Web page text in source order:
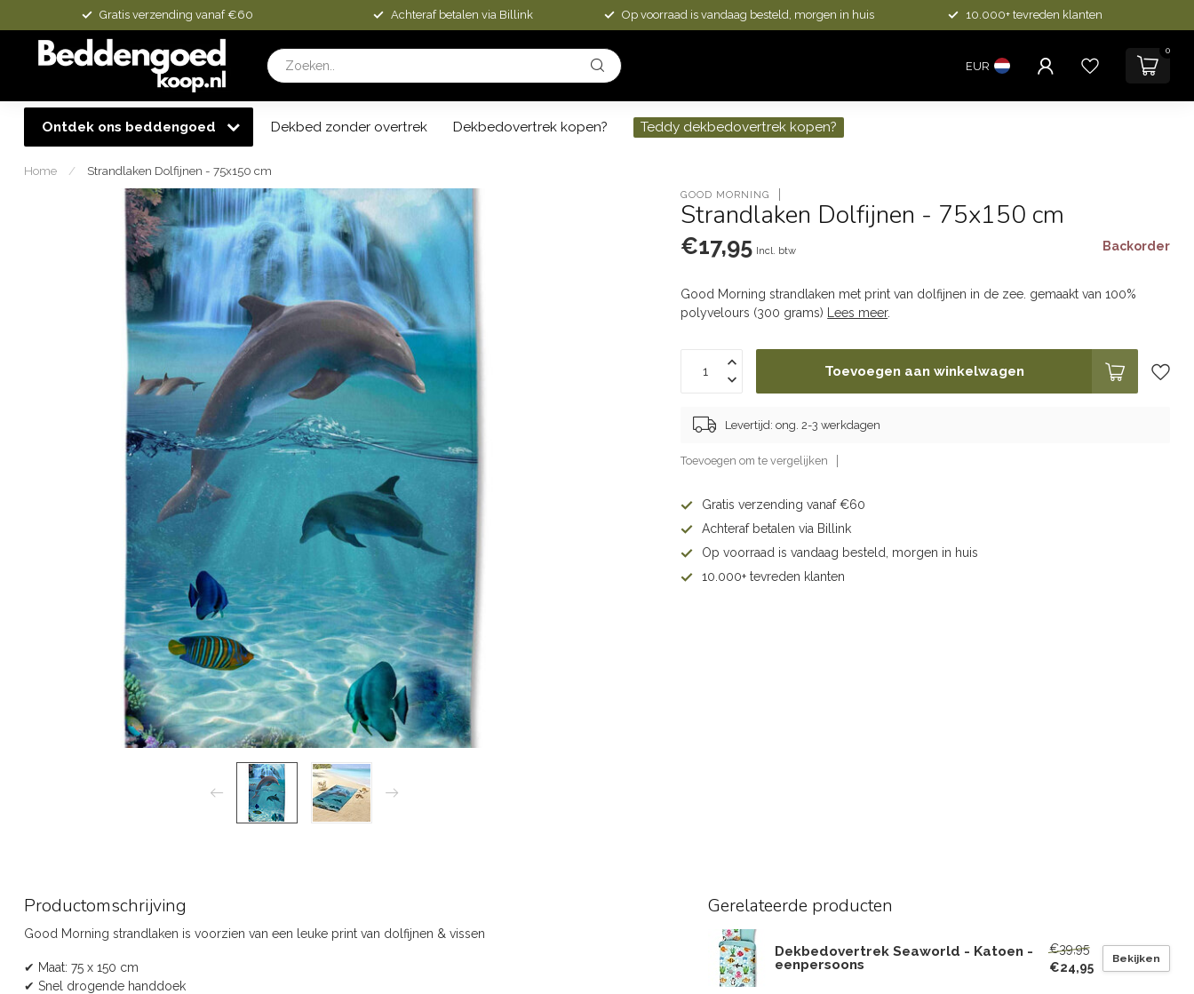
Gratis verzending vanaf €60 Achteraf betalen via Billink Op voorraad is vandaag besteld, morgen in huis 10.000+ tevreden klanten
EUR
0
Ontdek ons beddengoed Dekbed zonder overtrek Dekbedovertrek kopen? Teddy dekbedovertrek kopen?
Home / Strandlaken Dolfijnen - 75x150 cm
GOOD MORNING
Strandlaken Dolfijnen - 75x150 cm
€17,95 Incl. btw Backorder
Good Morning strandlaken met print van dolfijnen in de zee. gemaakt van 100%
polyvelours (300 grams)
Lees meer.
Toevoegen aan winkelwagen
Levertijd: ong. 2-3 werkdagen
Toevoegen om te vergelijken
Gratis verzending vanaf €60
Achteraf betalen via Billink
Op voorraad is vandaag besteld, morgen in huis
10.000+ tevreden klanten
Productomschrijving
Good Morning strandlaken is voorzien van een leuke print van dolfijnen & vissen
✔ Maat: 75 x 150 cm
✔ Snel drogende handdoek
Gerelateerde producten
Dekbedovertrek Seaworld - Katoen -
eenpersoons
€39,95
€24,95
Bekijken